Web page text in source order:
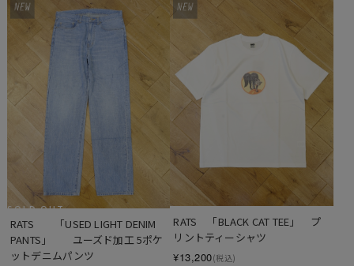
SOLD OUT
RATS　　「USED LIGHT DENIM
PANTS」　　ユーズド加工 5ポケ
ットデニムパンツ
RATS　「BLACK CAT TEE」　プ
リントティーシャツ
¥13,200(税込)